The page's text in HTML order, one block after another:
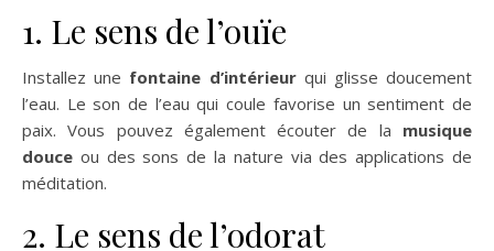
1. Le sens de l’ouïe
Installez une fontaine d’intérieurqui glisse doucement
l’eau. Le son de l’eau qui coule favorise un sentiment de
paix. Vous pouvez également écouter de la musique
douce ou des sons de la nature via des applications de
méditation.
2. Le sens de l’odorat